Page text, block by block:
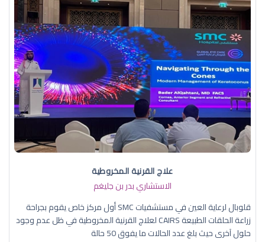
علاج القرنية المخروطية
الاستشاري بدر بن جليغم
قلوبال لرعاية العين في مستشفيات SMC أول مركز خاص يقوم بجراحة
زراعة الحلقات الطبيعة CAIRS لعلاج القرنية المخروطية في ظل عدم وجود
حلول آخرى حيث بلغ عدد الحالات ما يفوق 50 حالة